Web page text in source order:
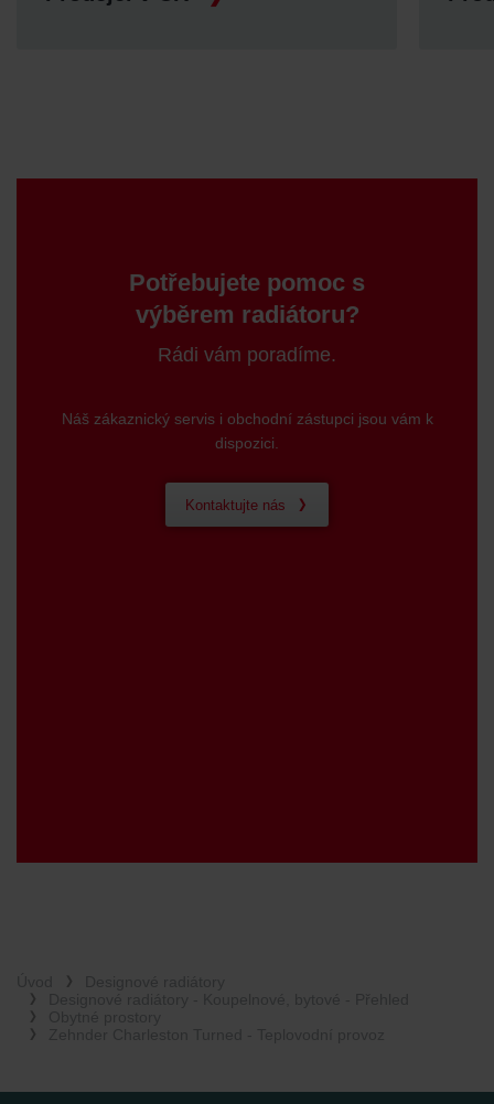
Potřebujete pomoc s
výběrem radiátoru?
Rádi vám poradíme.
Náš zákaznický servis i obchodní zástupci jsou vám k
dispozici.
Kontaktujte nás